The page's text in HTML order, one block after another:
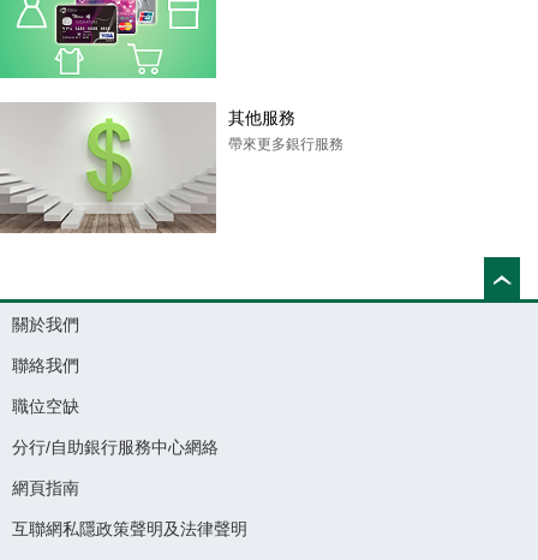
其他服務
帶來更多銀行服務
關於我們
聯絡我們
職位空缺
分行/自助銀行服務中心網絡
網頁指南
互聯網私隱政策聲明及法律聲明